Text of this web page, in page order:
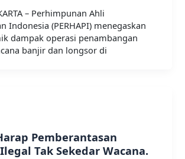
– Perhimpunan Ahli
Indonesia (PERHAPI) menegaskan
dampak operasi penambangan
banjir dan longsor di
Pemberantasan
Tak Sekedar Wacana.